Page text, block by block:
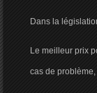
Dans la
Le meilleur prix
cas de